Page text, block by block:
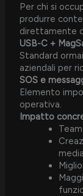
Per chi si
produrre
direttamente
USB-C +
Standard
aziendali per
SOS e
Elemento
operativa.
Impatto
media